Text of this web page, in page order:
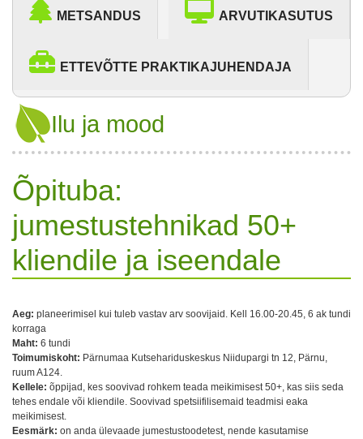
METSANDUS ARVUTIKASUTUS
ETTEVÕTTE PRAKTIKAJUHENDAJA
Ilu ja mood
Õpituba:
jumestustehnikad 50+
kliendile ja iseendale
Aeg: planeerimisel kui tuleb vastav arv soovijaid. Kell 16.00-20.45, 6 ak tundi
korraga
Maht: 6 tundi
Toimumiskoht: Pärnumaa Kutsehariduskeskus Niidupargi tn 12, Pärnu,
ruum A124.
Kellele: õppijad, kes soovivad rohkem teada meikimisest 50+, kas siis seda
tehes endale või kliendile. Soovivad spetsiifilisemaid teadmisi eaka
meikimisest.
Eesmärk: on anda ülevaade jumestustoodetest, nende kasutamise